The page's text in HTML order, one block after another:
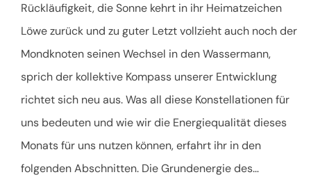
Rückläufigkeit, die Sonne kehrt in ihr Heimatzeichen
Löwe zurück und zu guter Letzt vollzieht auch noch der
Mondknoten seinen Wechsel in den Wassermann,
sprich der kollektive Kompass unserer Entwicklung
richtet sich neu aus. Was all diese Konstellationen für
uns bedeuten und wie wir die Energiequalität dieses
Monats für uns nutzen können, erfahrt ihr in den
folgenden Abschnitten. Die Grundenergie des…